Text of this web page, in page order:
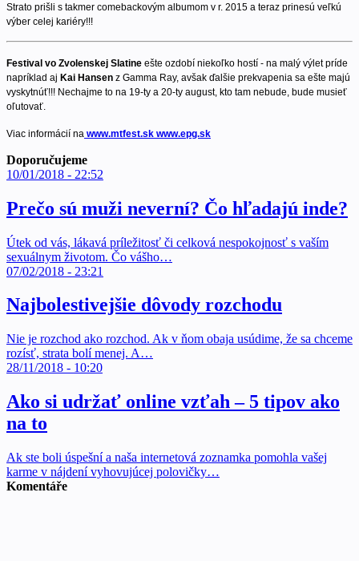
Strato prišli s takmer comebackovým albumom v r. 2015 a teraz prinesú veľkú
výber celej kariéry!!!
Festival vo Zvolenskej Slatine ešte ozdobí niekoľko hostí - na malý výlet príde
napríklad aj Kai Hansen z Gamma Ray, avšak ďalšie prekvapenia sa ešte majú
vyskytnúť!!! Nechajme to na 19-ty a 20-ty august, kto tam nebude, bude musieť
oľutovať.
Viac informácií na www.mtfest.sk www.epg.sk
Doporučujeme
10/01/2018 - 22:52
Prečo sú muži neverní? Čo hľadajú inde?
Útek od vás, lákavá príležitosť či celková nespokojnosť s vaším
sexuálnym životom. Čo vášho…
07/02/2018 - 23:21
Najbolestivejšie dôvody rozchodu
Nie je rozchod ako rozchod. Ak v ňom obaja usúdime, že sa chceme
rozísť, strata bolí menej. A…
28/11/2018 - 10:20
Ako si udržať online vzťah – 5 tipov ako
na to
Ak ste boli úspešní a naša internetová zoznamka pomohla vašej
karme v nájdení vyhovujúcej polovičky…
Komentáře